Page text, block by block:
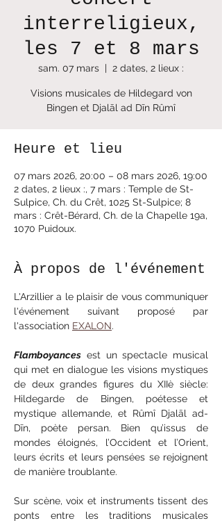
interreligieux,
les 7 et 8 mars
sam. 07 mars
  |
2 dates, 2 lieux :
Visions musicales de Hildegard von
Bingen et Djalāl ad Dīn Rûmî
Heure et lieu
07 mars 2026, 20:00 – 08 mars 2026, 19:00
2 dates, 2 lieux :, 7 mars : Temple de St-
Sulpice, Ch. du Crêt, 1025 St-Sulpice; 8
mars : Crêt-Bérard, Ch. de la Chapelle 19a,
1070 Puidoux.
À propos de l'événement
L'Arzillier a le plaisir de vous communiquer
l'événement suivant proposé par
l'association EXALON.
Flamboyances est un spectacle musical
qui met en dialogue les visions mystiques
de deux grandes figures du XIIè siècle:
Hildegarde de Bingen, poétesse et
mystique allemande, et Rûmî Djalāl ad-
Dīn, poète persan. Bien qu’issus de
mondes éloignés, l’Occident et l’Orient,
leurs écrits et leurs pensées se rejoignent
de manière troublante.
Sur scène, voix et instruments tissent des
ponts entre les traditions musicales